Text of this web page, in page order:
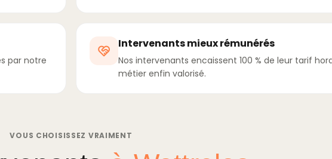
par notre
Intervenants mieux rémunérés
Nos intervenants encaissent 100 % de leur tarif
métier enfin valorisé.
VOUS CHOISISSEZ VRAIMENT